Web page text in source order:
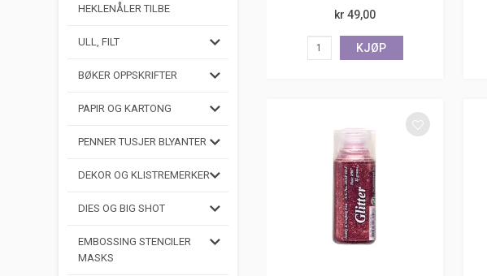
HEKLENÅLER TILBE
ULL, FILT
BØKER OPPSKRIFTER
PAPIR OG KARTONG
PENNER TUSJER BLYANTER
DEKOR OG KLISTREMERKER
DIES OG BIG SHOT
EMBOSSING STENCILER
MASKS
kr 49,00
KJØP